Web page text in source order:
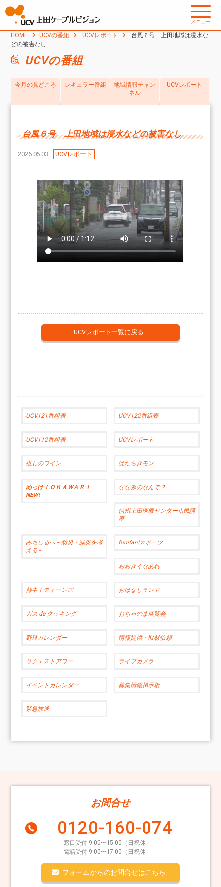
メニュー
HOME UCVの番組 UCVレポート
台風６号 上田地域は浸水な
どの被害なし
UCVの番組
今月の見どころ レギュラー番組
地域情報チャン
ネル
UCVレポート
台風６号 上田地域は浸水などの被害なし
2026.06.03 UCVレポート
UCVレポート一覧に戻る
UCV121番組表 UCV122番組表
UCV112番組表 UCVレポート
推しのワイン はたらきモン
めっけ！ＯＫＡＷＡＲＩ
NEW!
ななみのなんで？
信州上田医療センター市民講
座
みちしるべ～防災・減災を考
える～
fun!fan!スポーツ
おおきくなあれ
熱中！ティーンズ おはなしランド
ガス de クッキング おちゃのま展覧会
野球カレンダー 情報提供・取材依頼
リクエストアワー ライブカメラ
イベントカレンダー 募集情報掲示板
緊急放送
お問合せ
0120-160-074
窓口受付 9:00〜15:00（日祝休）
電話受付 9:00〜17:00（日祝休）
フォームからのお問合せはこちら